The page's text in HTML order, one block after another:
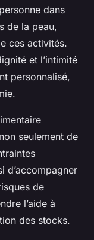
dans
de la peau,
ces activités.
et l’intimité
personnalisé,
seulement de
d’accompagner
de
l’aide à
des stocks.